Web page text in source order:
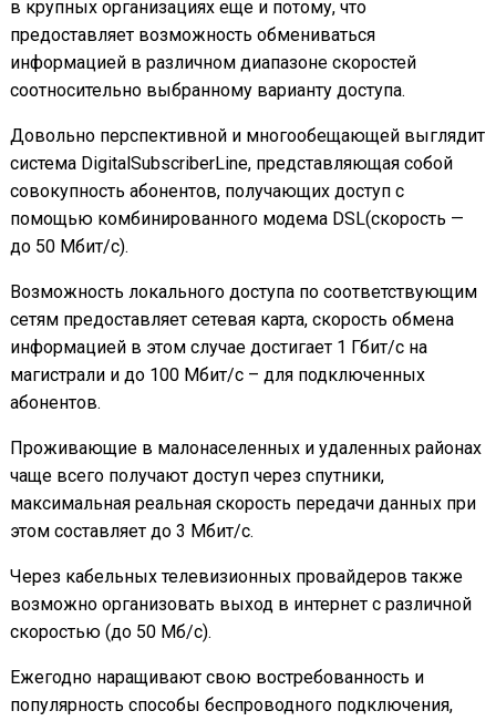
в крупных организациях еще и потому, что
предоставляет возможность обмениваться
информацией в различном диапазоне скоростей
соотносительно выбранному варианту доступа.
Довольно перспективной и многообещающей выглядит
система DigitalSubscriberLine, представляющая собой
совокупность абонентов, получающих доступ с
помощью комбинированного модема DSL(скорость —
до 50 Мбит/с).
Возможность локального доступа по соответствующим
сетям предоставляет сетевая карта, скорость обмена
информацией в этом случае достигает 1 Гбит/с на
магистрали и до 100 Мбит/с – для подключенных
абонентов.
Проживающие в малонаселенных и удаленных районах
чаще всего получают доступ через спутники,
максимальная реальная скорость передачи данных при
этом составляет до 3 Мбит/с.
Через кабельных телевизионных провайдеров также
возможно организовать выход в интернет с различной
скоростью (до 50 Мб/с).
Ежегодно наращивают свою востребованность и
популярность способы беспроводного подключения,